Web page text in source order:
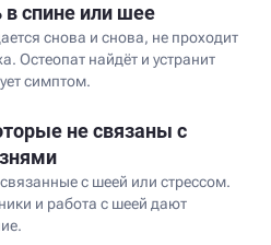
в спине или шее
снова и снова, не проходит
Остеопат найдёт и устранит
симптом.
не связаны с
с шеей или стрессом.
и работа с шеей дают